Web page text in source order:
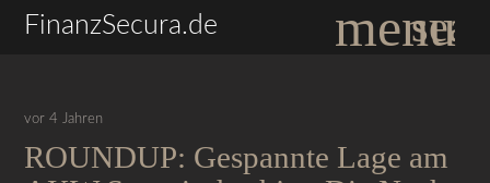
FinanzSecura.de menu
Suchbegriffe SUCHEN
vor 4 Jahren
ROUNDUP: Gespannte Lage am